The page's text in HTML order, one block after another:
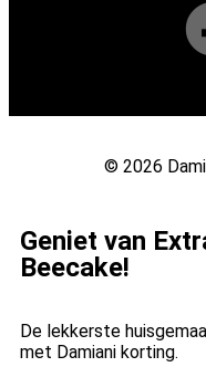
© 2026
Geniet van
Beecake!
De lekkerste
met Damiani korting.